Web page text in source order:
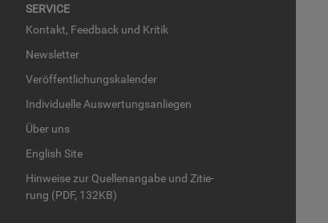
SER­VICE
Kon­takt, Feed­back und Kri­tik
News­let­ter
Ver­öf­fent­li­chungs­ka­len­der
In­di­vi­du­el­le Aus­wer­tungs­an­lie­gen
Über uns
English Site
Hin­wei­se zur Quel­len­an­ga­be und Zi­tie­
rung (PDF, 132KB)